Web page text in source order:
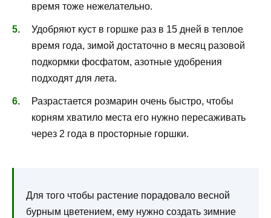
время тоже нежелательно.
Удобряют куст в горшке раз в 15 дней в теплое
время года, зимой достаточно в месяц разовой
подкормки фосфатом, азотные удобрения
подходят для лета.
Разрастается розмарин очень быстро, чтобы
корням хватило места его нужно пересаживать
через 2 года в просторные горшки.
Для того чтобы растение порадовало весной
бурным цветением, ему нужно создать зимние